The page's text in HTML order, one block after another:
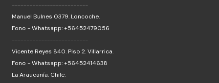
--------------------------
Manuel Bulnes 0379. Loncoche.
Fono - Whatsapp: +56452479056
--------------------------
Vicente Reyes 840. Piso 2. Villarrica.
Fono - Whatsapp: +56452414638
La Araucanía. Chile.